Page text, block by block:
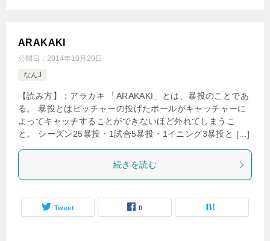
ARAKAKI
公開日： 2014年10月20日
なんJ
【読み方】：アラカキ 「ARAKAKI」とは、暴投のことであ
る。 暴投とはピッチャーの投げたボールがキャッチャーに
よってキャッチすることができないほど外れてしまうこ
と。 シーズン25暴投・1試合5暴投・1イニング3暴投と […]
続きを読む
Tweet 0